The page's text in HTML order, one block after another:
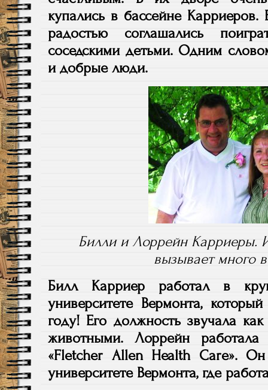
купались в бассейне
радостью соглашались
соседскими детьми. Одним
и добрые люди.
Билли и Лоррейн Карриеры.
вызывает много
Билл Карриер работал в
университете Вермонта,
году! Его должность звучала
животными. Лоррейн
«Fletcher Allen Health Care».
университете Вермонта, где